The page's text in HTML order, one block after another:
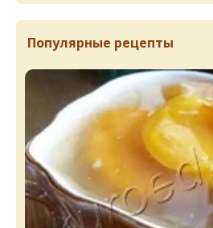
Популярные рецепты